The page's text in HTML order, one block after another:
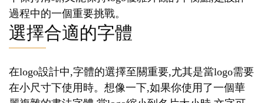
過程中的一個重要挑戰。
選擇合適的字體
在logo設計中,字體的選擇至關重要,尤其是當logo需要
在小尺寸下使用時。想像一下,如果你使用了一個華